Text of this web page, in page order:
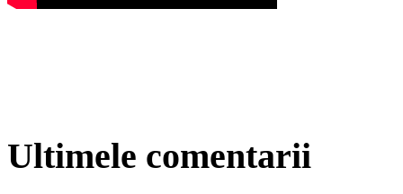
Ultimele comentarii